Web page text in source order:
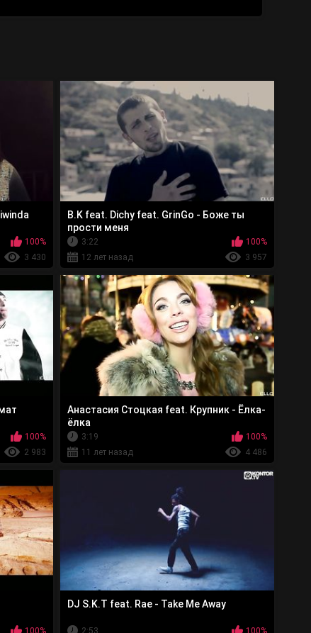
100%
3 430
В.K feat. Dichy feat. GrinGo - Боже ты
прости меня
3:22
100%
12 лет назад
3 957
100%
2 983
Анастасия Стоцкая feat. Крупник - Ёлка-
ёлка
3:19
100%
11 лет назад
4 486
100%
DJ S.K.T feat. Rae - Take Me Away
2:53 100%